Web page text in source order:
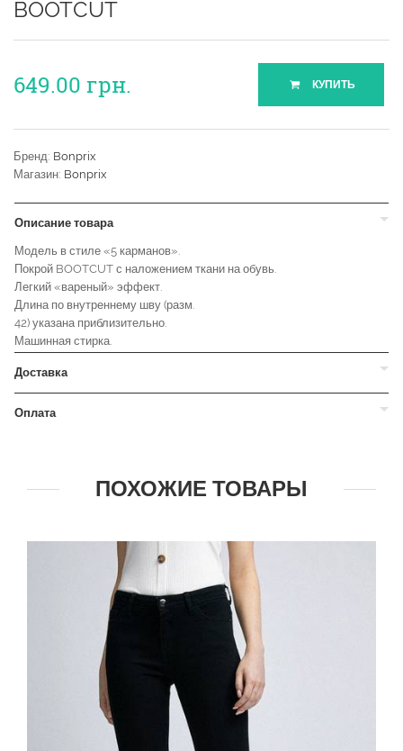
BOOTCUT
649.00 грн. КУПИТЬ
Бренд: Bonprix
Магазин: Bonprix
Описание товара
Модель в стиле «5 карманов».
Покрой BOOTCUT с наложением ткани на обувь.
Легкий «вареный» эффект.
Длина по внутреннему шву (разм.
42) указана приблизительно.
Машинная стирка.
Доставка
Оплата
ПОХОЖИЕ ТОВАРЫ